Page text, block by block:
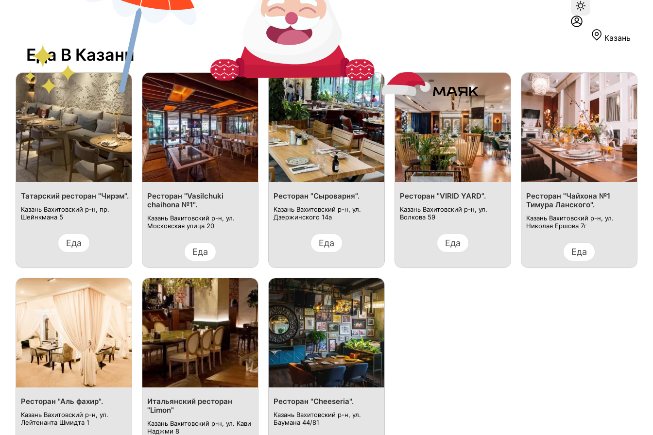
Казань
Еда В Казани
​Татарский ресторан "Чирэм".
Казань Вахитовский р-н, пр. ​
Шейнкмана 5
Еда
Ресторан "Vasilchuki
chaihona №1".
Казань Вахитовский р-н, ул. ​
Московская улица 20
Еда
Ресторан "Сыроварня".
Казань Вахитовский р-н, ул.
Дзержинского 14а​
Еда
Ресторан "VIRID YARD".
Казань ​Вахитовский р-н, ул.
Волкова 59
Еда
Ресторан "Чайхона №1
Тимура Ланского".
Казань ​Вахитовский р-н, ул.
Николая Ершова 7г​
Еда
Ресторан "Аль фахир".
Казань Вахитовский р-н, ул.
Лейтенанта Шмидта 1​
Итальянский ресторан
"Limon"
Казань Вахитовский р-н, ул. ​Кави
Наджми 8​
Ресторан "Cheeseria".
Казань Вахитовский р-н, ул.
Баумана 44/8​1